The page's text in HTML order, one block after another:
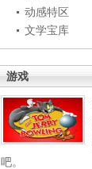
动感特区
文学宝库
游戏
吧。